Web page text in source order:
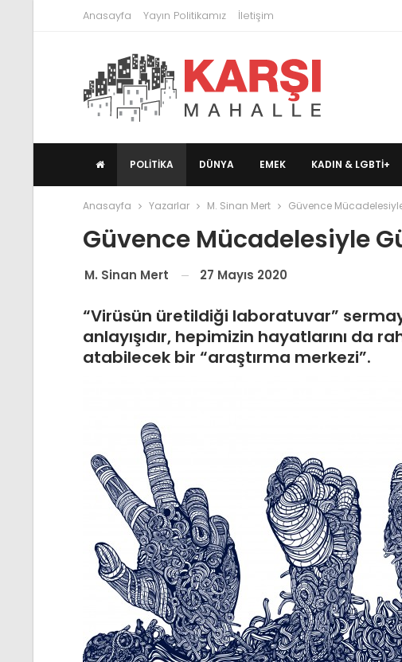
Anasayfa Yayın Politikamız İletişim
POLITIKA DÜNYA EMEK KADIN & LGBTİ+
Anasayfa Yazarlar M. Sinan Mert Güvence
Güvence Mücadelesiyle
M. Sinan Mert 27 Mayıs 2020
“Virüsün üretildiği laboratuvar”
anlayışıdır, hepimizin hayatlarını da
atabilecek bir “araştırma merkezi”.